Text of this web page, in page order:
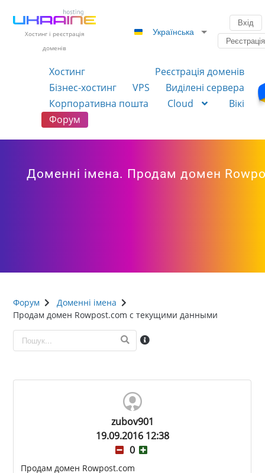
Хостинг і реєстрація
доменів
Українська
Вхід
Реєстрація
Хостинг
Реєстрація доменів
Бізнес-хостинг
VPS
Виділені сервера
Корпоративна пошта
Cloud
Вікі
Форум
Доменні імена. Продам домен
Форум
Доменні імена
Продам домен Rowpost.com с текущими данными
zubov901
19.09.2016 12:38
0
Продам домен Rowpost.com